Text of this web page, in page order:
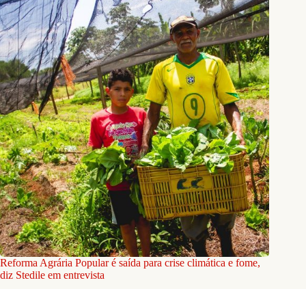
Reforma Agrária Popular é saída para crise climática e fome,
diz Stedile em entrevista